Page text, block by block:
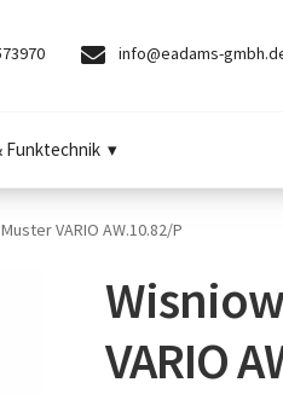
info@eadams-
Funktechnik
VARIO AW.10.82/P
VARIO